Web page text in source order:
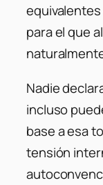
para el que
Nadie
incluso
base a esa
tensión